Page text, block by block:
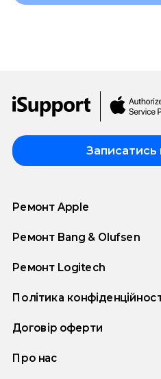
Записатись
Ремонт Apple
Ремонт Bang & Olufsen
Ремонт Logitech
Політика
Договір оферти
Про нас